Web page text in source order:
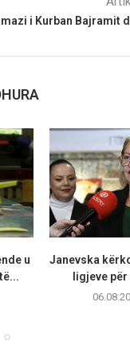
i Kurban Bajramit
u
Janevska
ligjeve